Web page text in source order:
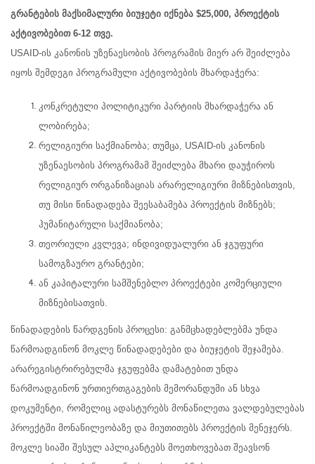
გრანტების მაქსიმალური ბიუჯეტი იქნება $25,000, პროექტის
აქტივობებით 6-12 თვე.
USAID-ის კანონის უზენაესობის პროგრამის მიერ არ შეიძლება
იყოს შემდეგი პროგრამული აქტივობების მხარდაჭერა:
კონკრეტული პოლიტიკური პარტიის მხარდაჭერა ან
ლობირება;
რელიგიური საქმიანობა; თუმცა, USAID-ის კანონის
უზენაესობის პროგრამამ შეიძლება მხარი დაუჭიროს
რელიგიურ ორგანიზაციას არარელიგიური მიზნებისთვის,
თუ მისი წინადადება შეესაბამება პროექტის მიზნებს;
ჰუმანიტარული საქმიანობა;
თეორიული კვლევა; ინდივიდუალური ან ჯგუფური
სამოგზაურო გრანტები;
ან კაპიტალური სამშენებლო პროექტები კომერციული
მიზნებისათვის.
წინადადების წარდგენის პროცესი: განმცხადებლებმა უნდა
წარმოადგინონ მოკლე წინადადებები და ბიუჯეტის შეჯამება.
არარეგისტრირებულმა ჯგუფებმა დამატებით უნდა
წარმოადგინონ ურთიერთგაგების მემორანდუმი ან სხვა
დოკუმენტი, რომელიც ადასტურებს მონაწილეთა ვალდებულებას
პროექტში მონაწილეობაზე და მიუთითებს პროექტის მენეჯერს.
მოკლე სიაში შესულ აპლიკანტებს მოეთხოვებათ შეავსონ